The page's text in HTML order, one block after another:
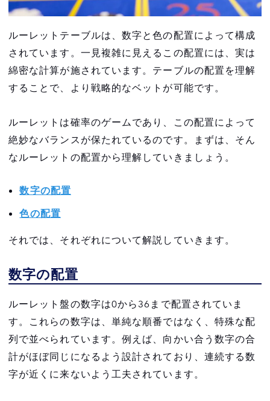
インサイドベットの倍率
アウトサイドベットの倍率
「0」や「00」の場合の倍率
ルーレットをするなら韓国カジノがおすすめ
VIP CASINO CLUB でお得に遊ぼう
韓国でカジノを楽しみたい方はインスパイ
ア・エンターテインメント・リゾートがおすすめ
24時間体制で日本語対応スタッフがサポート
INSPIRE VIP CASINO CLUB経由でカジノ会
韓国最大のカジノ・リゾート施設
まとめ
ルーレットテーブルは、数字と色の配置によって構成
されています。一見複雑に見えるこの配置には、実は
綿密な計算が施されています。テーブルの配置を理解
することで、より戦略的なベットが可能です。
ルーレットは確率のゲームであり、この配置によって
絶妙なバランスが保たれているのです。まずは、そん
なルーレットの配置から理解していきましょう。
数字の配置
色の配置
それでは、それぞれについて解説していきます。
数字の配置
ルーレット盤の数字は0から36まで配置されていま
す。これらの数字は、単純な順番ではなく、特殊な配
列で並べられています。例えば、向かい合う数字の合
計がほぼ同じになるよう設計されており、連続する数
字が近くに来ないよう工夫されています。